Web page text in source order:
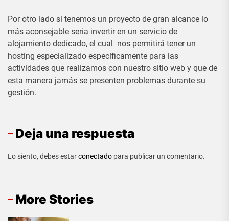
Por otro lado si tenemos un proyecto de gran alcance lo
más aconsejable seria invertir en un servicio de
alojamiento dedicado, el cual nos permitirá tener un
hosting especializado específicamente para las
actividades que realizamos con nuestro sitio web y que de
esta manera jamás se presenten problemas durante su
gestión.
Deja una respuesta
Lo siento, debes estarconectado para publicar un comentario.
More Stories